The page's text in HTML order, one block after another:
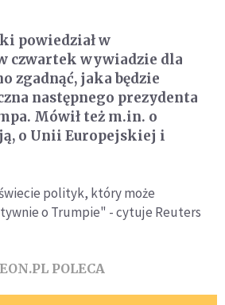
powiedział w
czwartek wywiadzie dla
zgadnąć, jaka będzie
następnego prezydenta
Mówił też m.in. o
o Unii Europejskiej i
polityk, który może
o Trumpie" - cytuje Reuters
POLECA